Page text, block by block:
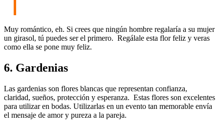
Muy romántico, eh. Si crees que ningún hombre regalaría a su mujer
un girasol, tú puedes ser el primero. Regálale esta flor feliz y veras
como ella se pone muy feliz.
6. Gardenias
Las gardenias son flores blancas que representan confianza,
claridad, sueños, protección y esperanza. Estas flores son excelentes
para utilizar en bodas. Utilizarlas en un evento tan memorable envía
el mensaje de amor y pureza a la pareja.